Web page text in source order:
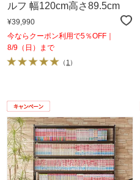
ルフ 幅120cm高さ89.5cm
¥39,990
今ならクーポン利用で5％OFF｜
8/9（日）まで
（ 1 ）